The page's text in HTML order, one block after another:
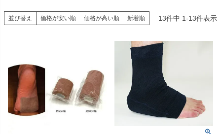
並び替え 価格が安い順 価格が高い順 新着順 13件中 1-13件表示